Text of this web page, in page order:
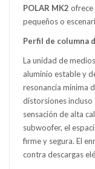
POLAR MK2 ofrece
pequeños o
Perfil de columna
La unidad de
aluminio estable y
resonancia mínima
distorsiones incluso
sensación de alta
subwoofer, el
firme y segura. El
contra descargas